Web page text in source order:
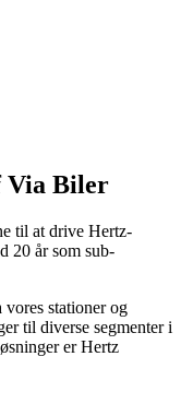
Via Biler
til at drive Hertz-
20 år som sub-
stationer og
til diverse segmenter i
er Hertz